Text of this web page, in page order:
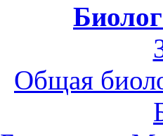
Общая